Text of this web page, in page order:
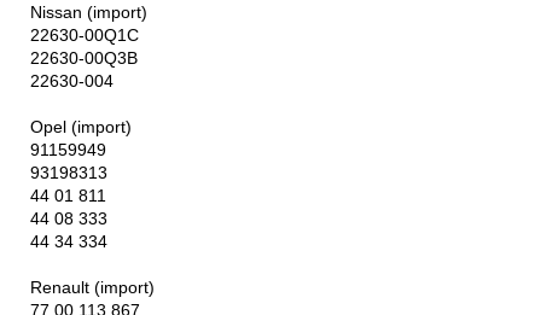
Nissan (import)
22630-00Q1C
22630-00Q3B
22630-004
Opel (import)
91159949
93198313
44 01 811
44 08 333
44 34 334
Renault (import)
77 00 113 867